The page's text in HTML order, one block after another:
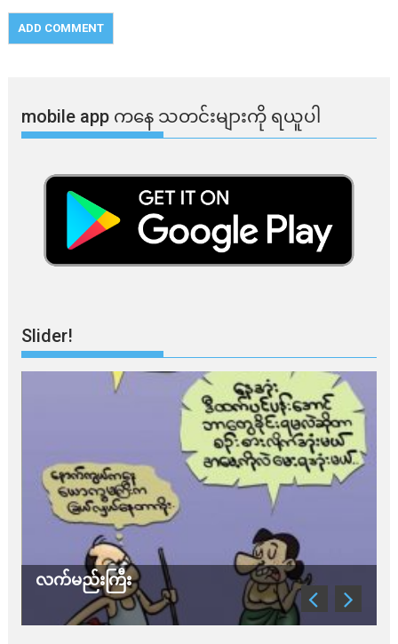
mobile app ​​ကနေ ​​သတင်းများကို ရယူပါ
Slider!
သတိ အိုမီခရွန်တဲ့